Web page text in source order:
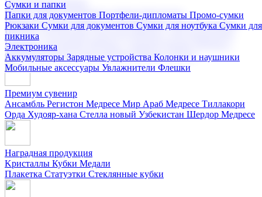
Сумки и папки
Папки для документов Портфели-дипломаты Промо-сумки
Рюкзаки Сумки для документов Сумки для ноутбука Сумки для
пикника
Электроника
Аккумуляторы Зарядные устройства Колонки и наушники
Мобильные аксессуары Увлажнители Флешки
Подарочные наборы
Бизнес наборыКофейные наборы Кошельки
Наборы из кожиНаборы ручекНаборы с аккумуляторами
Наборы с бутылками для воды
Наборы с ежедневниками
Наборы с кружками
флешкамиНовогодние наборыЧайные наборы
Премиум сувенир
Ансамбль Регистон Медресе Мир Араб Медресе Тиллакори
Орда Худояр-хана Стелла новый Узбекистан Шердор Медресе
Наградная продукция
Kристаллы Кубки Медали
Плакетка Статуэтки Стеклянные кубки